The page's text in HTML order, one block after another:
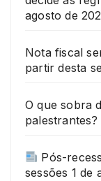
agosto de
Nota fiscal
partir desta
O que sobra
palestrantes?
Pós-
sessões 1 de